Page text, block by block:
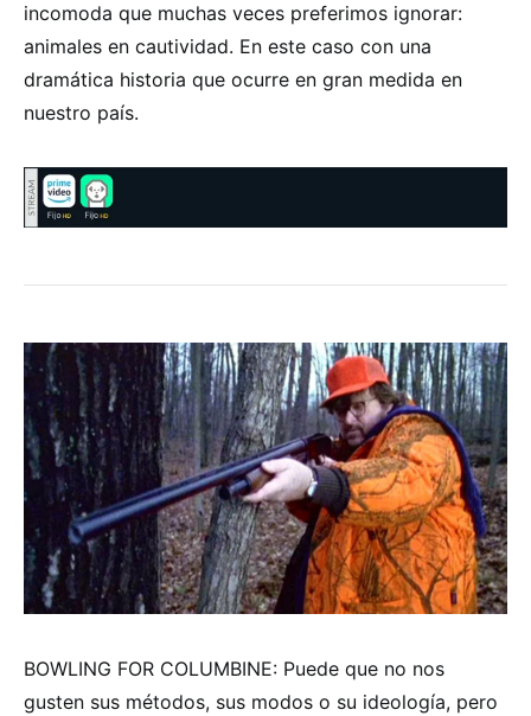
incomoda que muchas veces preferimos ignorar:
animales en cautividad. En este caso con una
dramática historia que ocurre en gran medida en
nuestro país.
BOWLING FOR COLUMBINE: Puede que no nos
gusten sus métodos, sus modos o su ideología, pero